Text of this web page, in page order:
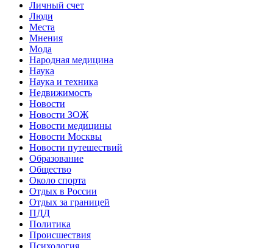
Личный счет
Люди
Места
Мнения
Мода
Народная медицина
Наука
Наука и техника
Недвижимость
Новости
Новости ЗОЖ
Новости медицины
Новости Москвы
Новости путешествий
Образование
Общество
Около спорта
Отдых в России
Отдых за границей
ПДД
Политика
Происшествия
Психология